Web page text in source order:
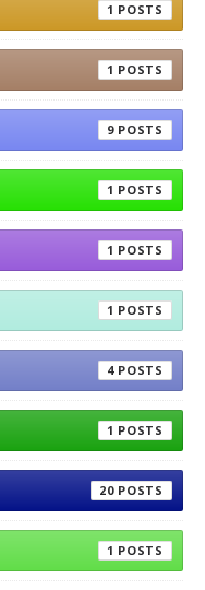
1
1
9
1
1
1
4
1
20
1